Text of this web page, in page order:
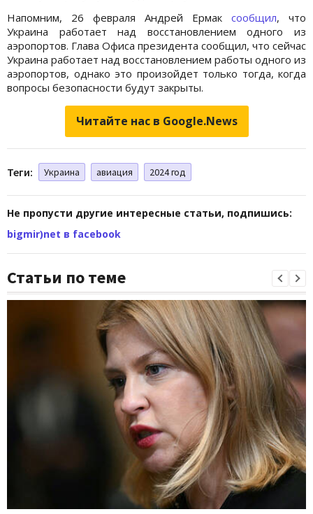
Напомним, 26 февраля Андрей Ермак сообщил, что
Украина работает над восстановлением одного из
аэропортов. Глава Офиса президента сообщил, что сейчас
Украина работает над восстановлением работы одного из
аэропортов, однако это произойдет только тогда, когда
вопросы безопасности будут закрыты.
Читайте нас в Google.News
Теги: Украина авиация 2024 год
Не пропусти другие интересные статьи, подпишись:
bigmir)net в facebook
Статьи по теме